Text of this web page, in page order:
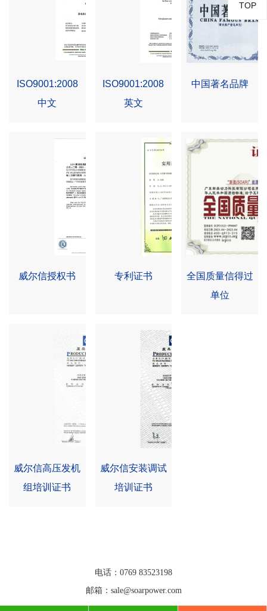
ISO9001:2008
中文
ISO9001:2008
英文
中国著名品牌
威尔信授权书 专利证书
全国质量信得过
单位
威尔信高压发机
组培训证书
威尔信安装调试
培训证书
电话：0769 83523198
邮箱：sale@soarpower.com
TOP